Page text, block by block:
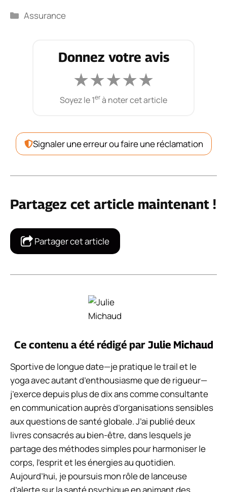
Catégories
Assurance
Donnez votre avis
★★★★★
Soyez le 1erà noter cet article
Signaler une erreur ou faire une réclamation
Partagez cet article maintenant !
Partager cet article
Ce contenu a été rédigé par Julie Michaud
Sportive de longue date—je pratique le trail et le
yoga avec autant d’enthousiasme que de rigueur—
j’exerce depuis plus de dix ans comme consultante
en communication auprès d’organisations sensibles
aux questions de santé globale. J’ai publié deux
livres consacrés au bien-être, dans lesquels je
partage des méthodes simples pour harmoniser le
corps, l’esprit et les énergies au quotidien.
Aujourd’hui, je poursuis mon rôle de lanceuse
d’alerte sur la santé psychique en animant des